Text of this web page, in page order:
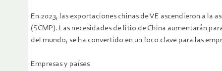
En 2023, las exportaciones chinas de VE ascendieron a
(SCMP). Las necesidades de litio de China aumentarán
del mundo, se ha convertido en un foco clave para las
Empresas y países